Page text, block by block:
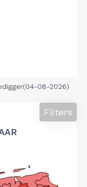
08-2026)
Filters